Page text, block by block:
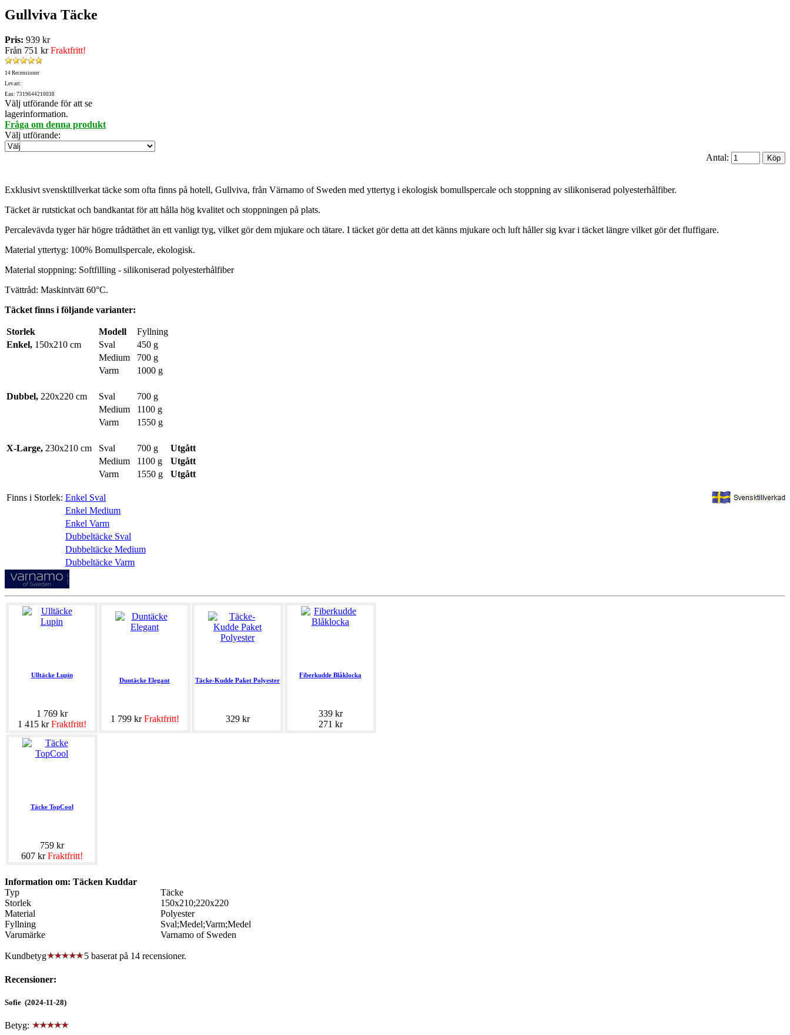
Gullviva Täcke
Pris: 939 kr
Från 751 krFraktfritt!
14 Recensioner
Lev.art:
Ean: 7319644210038
Välj utförande för att se
lagerinformation.
Fråga om denna produkt
Välj utförande:
Antal:
Exklusivt svensktillverkat täcke som ofta finns på hotell, Gullviva, från Värnamo of Sweden med yttertyg i ekologisk bomullspercale och stoppning av silikoniserad polyesterhålfiber.
Täcket är rutstickat och bandkantat för att hålla hög kvalitet och stoppningen på plats.
Percalevävda tyger här högre trådtäthet än ett vanligt tyg, vilket gör dem mjukare och tätare. I täcket gör detta att det känns mjukare och luft håller sig kvar i täcket längre vilket gör det fluffigare.
Material yttertyg: 100% Bomullspercale, ekologisk.
Material stoppning: Softfilling - silikoniserad polyesterhålfiber
Tvättråd: Maskintvätt 60°C.
Täcket finns i följande varianter:
Storlek Modell
Fyllning
Enkel, 150x210 cm Sval
450 g
Medium
700 g
Varm
1000 g
Dubbel, 220x220 cm Sval
700 g
Medium
1100 g
Varm
1550 g
X-Large, 230x210 cm Sval 700 g
Utgått
Medium
1100 g
Utgått
Varm
1550 g Utgått
Finns i Storlek: Enkel Sval
Enkel Medium
Enkel Varm
Dubbeltäcke Sval
Dubbeltäcke Medium
Dubbeltäcke Varm
Ulltäcke Lupin
1 769 kr
1 415 krFraktfritt!
Duntäcke Elegant
1 799 krFraktfritt!
Täcke-Kudde Paket Polyester
329 kr
Fiberkudde Blåklocka
339 kr
271 kr
Täcke TopCool
759 kr
607 krFraktfritt!
Information om: Täcken Kuddar
Typ
Täcke
Storlek
150x210;220x220
Material
Polyester
Fyllning
Sval;Medel;Varm;Medel
Varumärke
Varnamo of Sweden
Kundbetyg 5 baserat på 14 recensioner.
Recensioner:
Sofie (2024-11-28)
Betyg: